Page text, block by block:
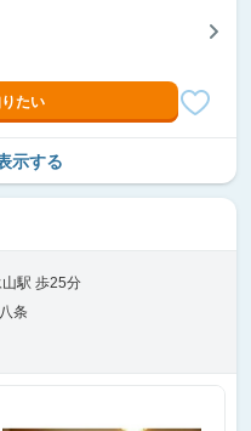
たい
示する
山駅 歩25分
条